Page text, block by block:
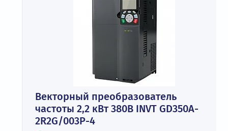
Векторный преобразователь
частоты 2,2 кВт 380В INVT GD350A-
2R2G/003P-4